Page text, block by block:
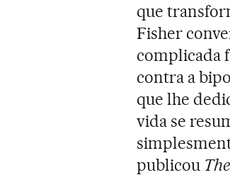
que
Fisher
complicada
contra a
que lhe
vida se
publicou